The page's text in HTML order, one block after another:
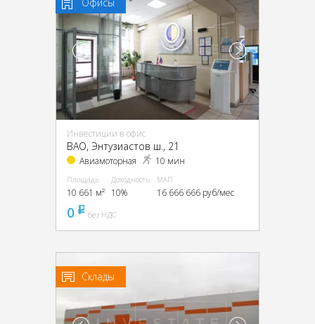
Инвестиции в офис
ВАО, Энтузиастов ш., 21
Авиамоторная 10 мин
Площадь
10 661 м²
Доходность
10%
МАП
16 666 666 руб/мес
0 pуббез НДС
Склады